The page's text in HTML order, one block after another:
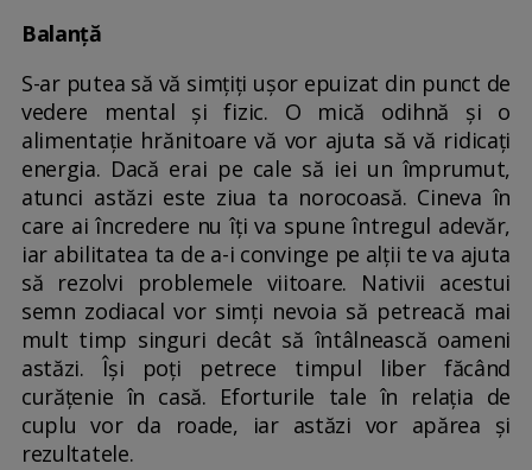
Balanță
S-ar putea să vă simțiți ușor epuizat din punct de
vedere mental și fizic. O mică odihnă și o
alimentație hrănitoare vă vor ajuta să vă ridicați
energia. Dacă erai pe cale să iei un împrumut,
atunci astăzi este ziua ta norocoasă. Cineva în
care ai încredere nu îți va spune întregul adevăr,
iar abilitatea ta de a-i convinge pe alții te va ajuta
să rezolvi problemele viitoare. Nativii acestui
semn zodiacal vor simți nevoia să petreacă mai
mult timp singuri decât să întâlnească oameni
astăzi. Își poți petrece timpul liber făcând
curățenie în casă. Eforturile tale în relația de
cuplu vor da roade, iar astăzi vor apărea și
rezultatele.